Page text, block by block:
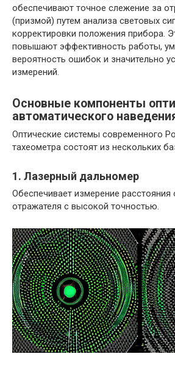
обеспечивают точное слежение за
(призмой) путем анализа световых
корректировки положения прибора.
повышают эффективность работы,
вероятность ошибок и значительно
измерений.
Основные компоненты
автоматического
Оптические системы современного
тахеометра состоят из нескольких
1. Лазерный дальномер
Обеспечивает измерение расстояния
отражателя с высокой точностью.